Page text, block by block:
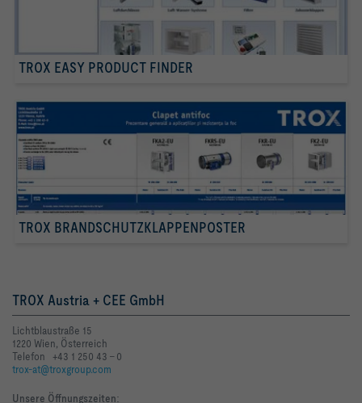
TROX EASY PRODUCT FINDER
TROX BRANDSCHUTZKLAPPENPOSTER
TROX Austria + CEE GmbH
Lichtblaustraße 15
1220 Wien, Österreich
Telefon +43 1 250 43 - 0
trox-at@troxgroup.com
Unsere Öffnungszeiten: